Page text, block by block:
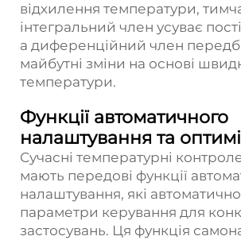
відхилення температури,
інтегральний член усуває
а диференційний член
майбутні зміни на основі
температури.
Функції автоматичного
налаштування та
Сучасні температурні
мають передові функції
налаштування, які
параметри керування для
застосувань. Ця функція